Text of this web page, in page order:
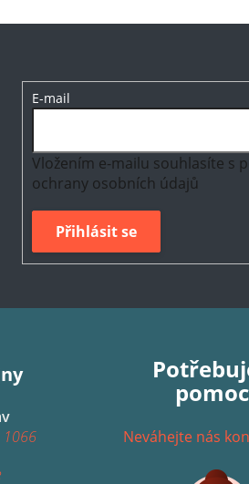
E-mail
Vložením e-mailu souhlasíte s
ochrany osobních údajů
Přihlásit se
1066
Neváhejte nás